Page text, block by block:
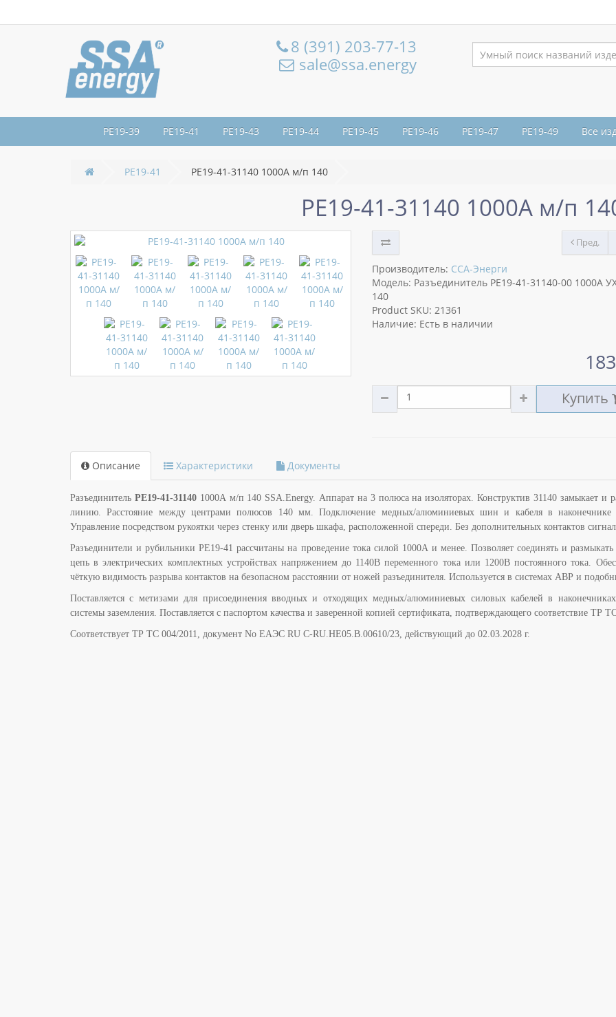
8 (391) 203-77-13
sale@ssa.energy
РЕ19-39 РЕ19-41 РЕ19-43 РЕ19-44 РЕ19-45 РЕ19-46 РЕ19-47 РЕ19-49 Все
РЕ19-41 РЕ19-41-31140 1000А м/п 140
РЕ19-41-31140 1000А м/п
Пред.
Производитель: ССА-Энерги
Модель: Разъединитель РЕ19-41-31140-00 1000А
140
Product SKU: 21361
Наличие: Есть в наличии
Купить
Описание Характеристики Документы
Разъединитель РЕ19-41-311401000А м/п 140 SSA.Energy. Аппарат на 3 полюса на изоляторах. Конструктив 31140 замыкает и
линию. Расстояние между центрами полюсов 140 мм. Подключение медных/алюминиевых шин и кабеля в наконечнике
Управление посредством рукоятки через стенку или дверь шкафа, расположенной спереди. Без дополнительных контактов
Разъединители и рубильники РЕ19-41 рассчитаны на проведение тока силой 1000А и менее. Позволяет соединять и
цепь в электрических комплектных устройствах напряжением до 1140В переменного тока или 1200В постоянного тока.
чёткую видимость разрыва контактов на безопасном расстоянии от ножей разъединителя. Используется в системах АВР и
Поставляется с метизами для присоединения вводных и отходящих медных/алюминиевых силовых кабелей в
системы заземления. Поставляется с паспортом качества и заверенной копией сертификата, подтверждающего соответствие ТР
Соответствует ТР ТС 004/2011, документ No ЕАЭС RU C-RU.НЕ05.B.00610/23, действующий до 02.03.2028 г.